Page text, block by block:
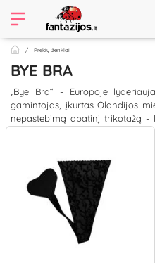
Prekių ženklai
BYE BRA
„Bye Bra“ - Europoje
gamintojas, įkurtas Olandijos
nepastebimą apatinį trikotažą -
juostas bei kelnaites.
gamintoju 3M. Liemenėlės
kiekviena moteris atras sau
„Bye Bra“ siūlo paprastus
krūtinės pakėlimui ir